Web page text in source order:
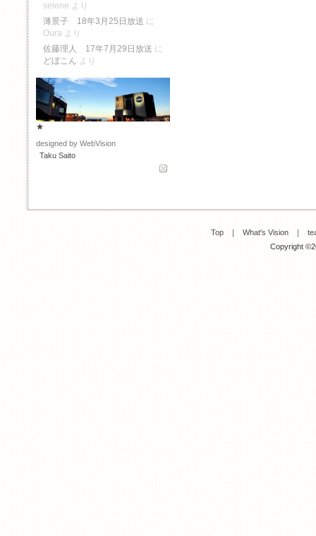
selene より
薄景子 18年3月25日放送 に
Oura より
佐藤理人 17年7月29日放送 に
どぼこん より
★
designed by WebVision
Taku Saito
Top ｜ What's Vision ｜
Copyright